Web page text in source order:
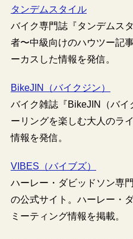
タンデムスタイル
バイク専門誌『タンデムス
者〜中級向けのハウツー記
ーカスした情報を発信。
BikeJIN（バイクジン）
バイク雑誌『BikeJIN（バ
ーリングを楽しむ大人のラ
情報を発信。
VIBES（バイブズ）
ハーレー・ダビッドソン専
の公式サイト。ハーレー・
ミーティング情報を掲載。